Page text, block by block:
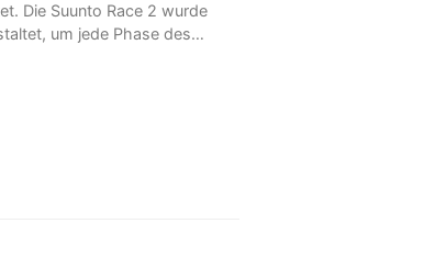
Die Suunto Race 2 wurde
um jede Phase des…